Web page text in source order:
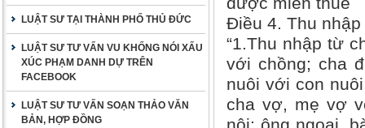
LUẬT SƯ TẠI THÀNH PHỐ THỦ ĐỨC
LUẬT SƯ TƯ VẤN VU KHỐNG NÓI XẤU
XÚC PHẠM DANH DỰ TRÊN
FACEBOOK
LUẬT SƯ TƯ VẤN SOẠN THẢO VĂN
BẢN, HỢP ĐỒNG
Điều 4. Thu
“1.Thu nhập từ
với chồng; cha
nuôi với con
cha vợ, mẹ vợ